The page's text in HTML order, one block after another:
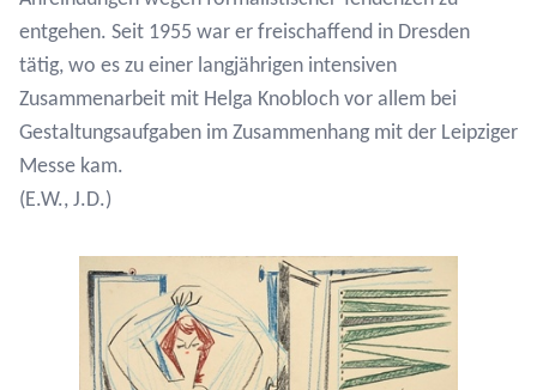
entgehen. Seit 1955 war er freischaffend in Dresden
tätig, wo es zu einer langjährigen intensiven
Zusammenarbeit mit Helga Knobloch vor allem bei
Gestaltungsaufgaben im Zusammenhang mit der Leipziger
Messe kam.
(E.W., J.D.)